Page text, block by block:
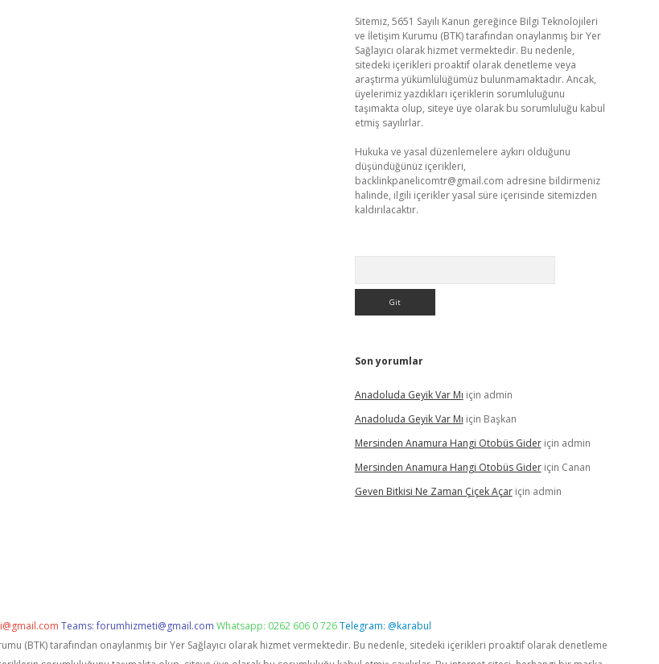
Sitemiz, 5651 Sayılı Kanun gereğince Bilgi Teknolojileri
ve İletişim Kurumu (BTK) tarafından onaylanmış bir Yer
Sağlayıcı olarak hizmet vermektedir. Bu nedenle,
sitedeki içerikleri proaktif olarak denetleme veya
araştırma yükümlülüğümüz bulunmamaktadır. Ancak,
üyelerimiz yazdıkları içeriklerin sorumluluğunu
taşımakta olup, siteye üye olarak bu sorumluluğu kabul
etmiş sayılırlar.
Hukuka ve yasal düzenlemelere aykırı olduğunu
düşündüğünüz içerikleri,
backlinkpanelicomtr@gmail.com adresine bildirmeniz
halinde, ilgili içerikler yasal süre içerisinde sitemizden
kaldırılacaktır.
Son yorumlar
Anadoluda Geyik Var Mı için admin
Anadoluda Geyik Var Mı için Başkan
Mersinden Anamura Hangi Otobüs Gideriçin admin
Mersinden Anamura Hangi Otobüs Gideriçin Canan
Geven Bitkisi Ne Zaman Çiçek Açariçin admin
Teams:forumhizmeti@gmail.com Whatsapp: 0262 606 0 726Telegram: @karabul
(BTK) tarafından onaylanmış bir Yer Sağlayıcı olarak hizmet vermektedir. Bu nedenle, sitedeki içerikleri proaktif olarak denetleme